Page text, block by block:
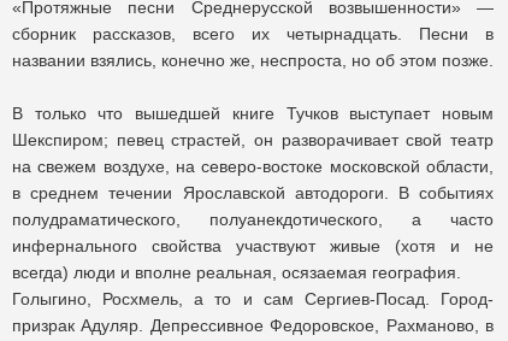
«Протяжные песни Среднерусской возвышенности» —
сборник рассказов, всего их четырнадцать. Песни в
названии взялись, конечно же, неспроста, но об этом позже.
В только что вышедшей книге Тучков выступает новым
Шекспиром; певец страстей, он разворачивает свой театр
на свежем воздухе, на северо-востоке московской области,
в среднем течении Ярославской автодороги. В событиях
полудраматического, полуанекдотического, а часто
инфернального свойства участвуют живые (хотя и не
всегда) люди и вполне реальная, осязаемая география.
Голыгино, Росхмель, а то и сам Сергиев-Посад. Город-
призрак Адуляр. Депрессивное Федоровское, Рахманово, в